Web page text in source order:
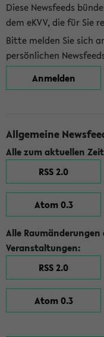
Diese Newsfeeds
dem eKVV, die für Sie
Bitte melden Sie sich
persönlichen
Anmelden
Allgemeine
Alle zum aktuellen
RSS 2.0
Atom 0.3
Alle
Veranstaltungen:
RSS 2.0
Atom 0.3